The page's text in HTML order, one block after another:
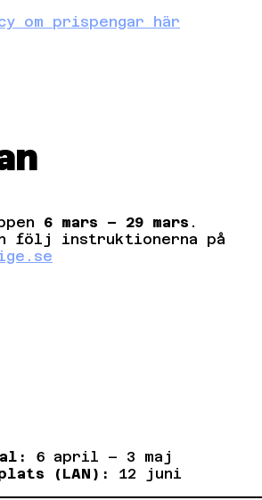
om prispengar här
6 mars – 29 mars .
följ instruktionerna på
6 april – 3 maj
(LAN):
12 juni